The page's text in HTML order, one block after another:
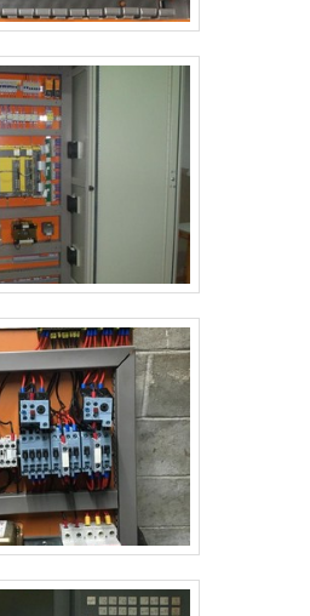
de painel elétrico em
manutenção elétrica predial
qualificada, conquistas
em uma estrutura que hoje
alta qualidade onde são
e amplo portfólio de
e especialistas dedicados,
com excelência para
Aproveite a visita para
mais sobre a empresa, os
.